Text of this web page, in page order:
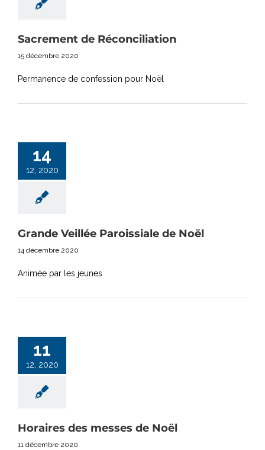
Sacrement de Réconciliation
15 décembre 2020
Permanence de confession pour Noël
14
12, 2020
Grande Veillée Paroissiale de Noël
14 décembre 2020
Animée par les jeunes
11
12, 2020
Horaires des messes de Noël
11 décembre 2020